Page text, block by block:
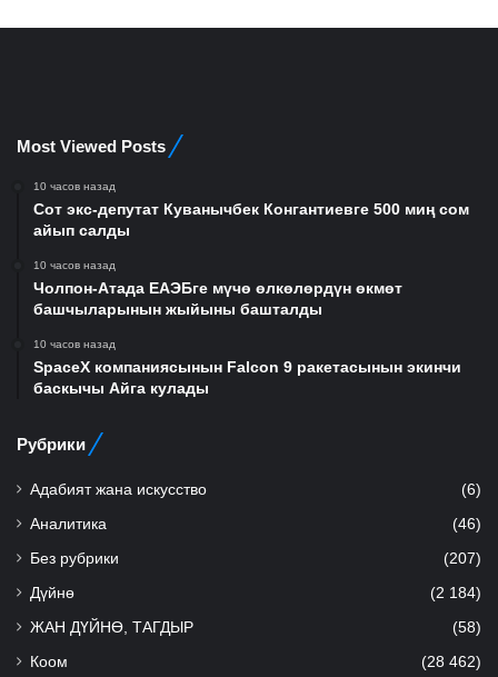
Most Viewed Posts
10 часов назад
Сот экс-депутат Куванычбек Конгантиевге 500 миң сом
айып салды
10 часов назад
Чолпон-Атада ЕАЭБге мүчө өлкөлөрдүн өкмөт
башчыларынын жыйыны башталды
10 часов назад
SpaceX компаниясынын Falcon 9 ракетасынын экинчи
баскычы Айга кулады
Рубрики
Адабият жана искусство (6)
Аналитика (46)
Без рубрики (207)
Дүйнө (2 184)
ЖАН ДҮЙНӨ, ТАГДЫР (58)
Коом (28 462)